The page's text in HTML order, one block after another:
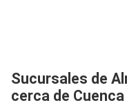
Sucursales de
cerca de Cuenca